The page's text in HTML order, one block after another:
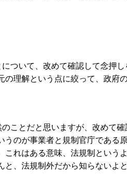
ついて、改めて確認して念押
理解という点に絞って、政
ことだと思いますが、改めて
のが事業者と規制官庁である
れはある意味、法規制という
、法規制外だから知らないよ